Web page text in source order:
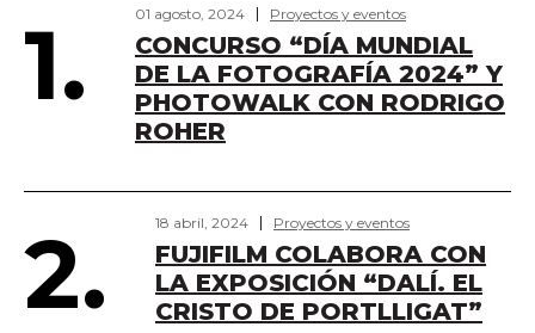
1. 01 agosto, 2024 Proyectos y eventos
CONCURSO “DÍA MUNDIAL
DE LA FOTOGRAFÍA 2024” Y
PHOTOWALK CON RODRIGO
ROHER
2. 18 abril, 2024 Proyectos y eventos
FUJIFILM COLABORA CON
LA EXPOSICIÓN “DALÍ. EL
CRISTO DE PORTLLIGAT”